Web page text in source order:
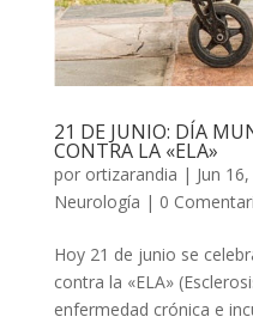
21 DE JUNIO: DÍA
CONTRA LA «ELA»
por ortizarandia | Jun
Neurología | 0
Hoy 21 de junio se
contra la «ELA»
enfermedad crónica e